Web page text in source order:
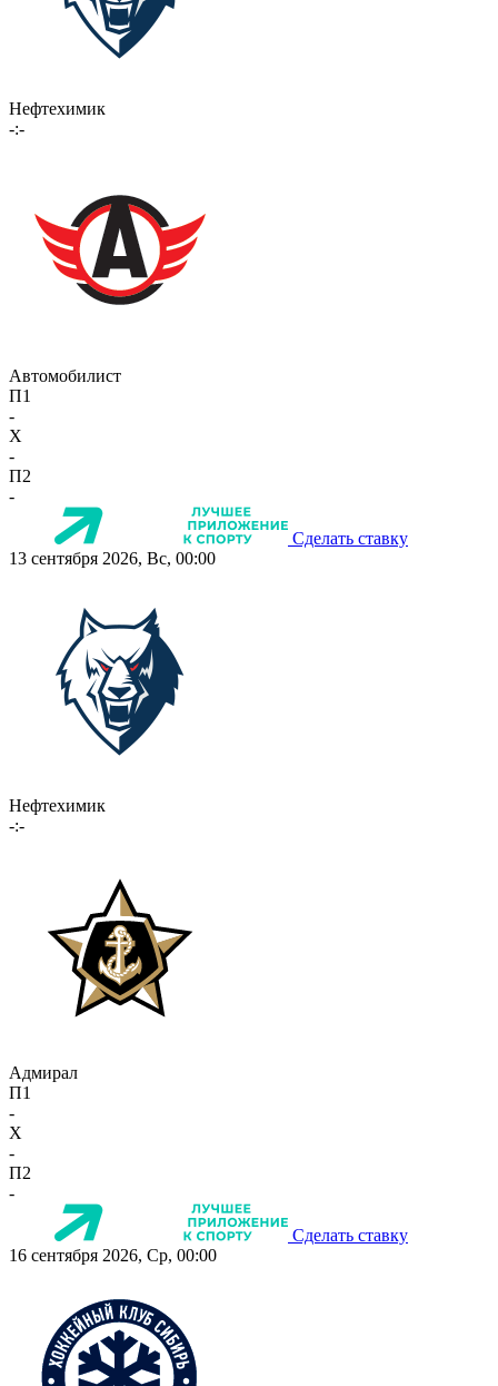
Нефтехимик
-:-
Автомобилист
П1
-
X
-
П2
-
Сделать ставку
13 сентября 2026, Вс, 00:00
Нефтехимик
-:-
Адмирал
П1
-
X
-
П2
-
Сделать ставку
16 сентября 2026, Ср, 00:00